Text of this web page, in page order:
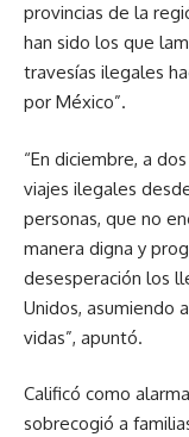
provincias de la
han sido los que
travesías ilegales
por México”.
“En diciembre, a
viajes ilegales
personas, que no
manera digna y
desesperación los
Unidos, asumiendo
vidas”, apuntó.
Calificó como
sobrecogió a